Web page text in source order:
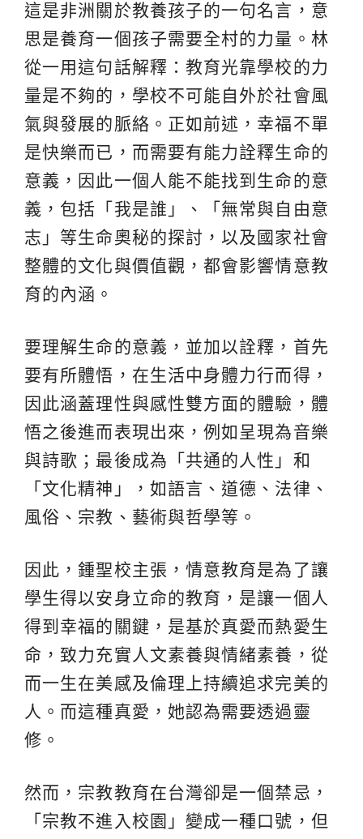
這是非洲關於教養孩子的一句名言，意
思是養育一個孩子需要全村的力量。林
從一用這句話解釋：教育光靠學校的力
量是不夠的，學校不可能自外於社會風
氣與發展的脈絡。正如前述，幸福不單
是快樂而已，而需要有能力詮釋生命的
意義，因此一個人能不能找到生命的意
義，包括「我是誰」、「無常與自由意
志」等生命奧秘的探討，以及國家社會
整體的文化與價值觀，都會影響情意教
育的內涵。
要理解生命的意義，並加以詮釋，首先
要有所體悟，在生活中身體力行而得，
因此涵蓋理性與感性雙方面的體驗，體
悟之後進而表現出來，例如呈現為音樂
與詩歌；最後成為「共通的人性」和
「文化精神」，如語言、道德、法律、
風俗、宗教、藝術與哲學等。
因此，鍾聖校主張，情意教育是為了讓
學生得以安身立命的教育，是讓一個人
得到幸福的關鍵，是基於真愛而熱愛生
命，致力充實人文素養與情緒素養，從
而一生在美感及倫理上持續追求完美的
人。而這種真愛，她認為需要透過靈
修。
然而，宗教教育在台灣卻是一個禁忌，
「宗教不進入校園」變成一種口號，但